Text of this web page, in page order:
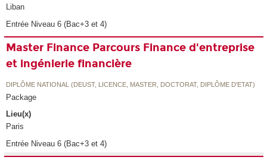
Liban
Entrée Niveau 6 (Bac+3 et 4)
Master Finance Parcours Finance d'entreprise
et ingénierie financière
DIPLÔME NATIONAL (DEUST, LICENCE, MASTER, DOCTORAT, DIPLÔME D'ETAT)
Package
Lieu(x)
Paris
Entrée Niveau 6 (Bac+3 et 4)